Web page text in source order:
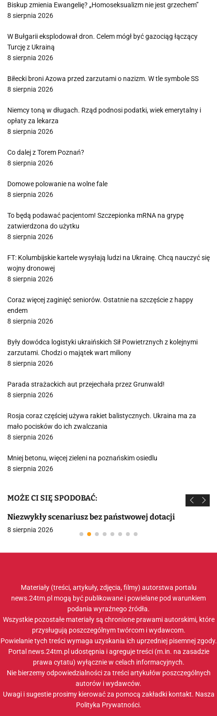
Biskup zmienia Ewangelię? „Homoseksualizm nie jest grzechem”
8 sierpnia 2026
W Bułgarii eksplodował dron. Celem mógł być gazociąg łączący
Turcję z Ukrainą
8 sierpnia 2026
Biłecki broni Azowa przed zarzutami o nazizm. W tle symbole SS
8 sierpnia 2026
Niemcy toną w długach. Rząd podnosi podatki, wiek emerytalny i
opłaty za lekarza
8 sierpnia 2026
Co dalej z Torem Poznań?
8 sierpnia 2026
Domowe polowanie na wolne fale
8 sierpnia 2026
To będą podawać pacjentom! Szczepionka mRNA na grypę
zatwierdzona do użytku
8 sierpnia 2026
FT: Kolumbijskie kartele wysyłają ludzi na Ukrainę. Chcą nauczyć się
wojny dronowej
8 sierpnia 2026
Coraz więcej zaginięć seniorów. Ostatnie na szczęście z happy
endem
8 sierpnia 2026
Były dowódca logistyki ukraińskich Sił Powietrznych z kolejnymi
zarzutami. Chodzi o majątek wart miliony
8 sierpnia 2026
Parada strażackich aut przejechała przez Grunwald!
8 sierpnia 2026
Rosja coraz częściej używa rakiet balistycznych. Ukraina ma za
mało pocisków do ich zwalczania
8 sierpnia 2026
Mniej betonu, więcej zieleni na poznańskim osiedlu
8 sierpnia 2026
MOŻE CI SIĘ SPODOBAĆ:
Niezwykły scenariusz bez państwowej dotacji
8 sierpnia 2026
Materiały (treści, artykuły, zdjęcia, filmy) autorstwa portalu
news.24tm.pl mogą być publikowane i powielane pod warunkiem
podania wyraźnego źródła.
Wszystkie pozostałe materiały są chronione prawami autorskimi, które
przysługują poszczególnym twórcom i wydawcom.
Powielanie tych treści wymaga uzyskania ich uprzedniej pisemnej zgody.
Portal news.24tm.pl udostępnia i agreguje treści (m.in. na zasadzie
prawa cytatu) wyłącznie w celach informacyjnych.
Nie bierzemy odpowiedzialności za treści artykułów poszczególnych
autorów i wydawców.
Uwagi i sugestie prosimy kierować za pomocą zakładki kontakt. Nasza
Polityka Prywatności.